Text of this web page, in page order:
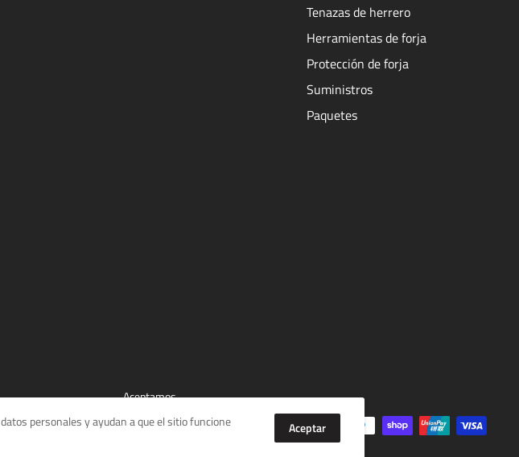
Tenazas de herrero
Herramientas de forja
Protección de forja
Suministros
Paquetes
Aceptamos
personales y ayudan a que el sitio funcione
Aceptar